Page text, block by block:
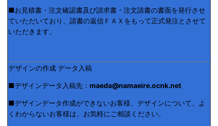
■お見積書・注文確認書及び請求書・注文請書の書面を発行させ
ていただいており、請書の返信ＦＡＸをもって正式発注とさせて
いただきます。
デザインの作成 データ入稿
■デザインデータ入稿先： maeda@namaeire.ocnk.net
■デザインデータ作成ができないお客様、デザインについて、よ
くわからないお客様は、お気軽にご相談ください。